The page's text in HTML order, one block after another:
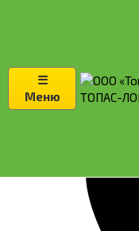
☰
Меню
ТОПАС-